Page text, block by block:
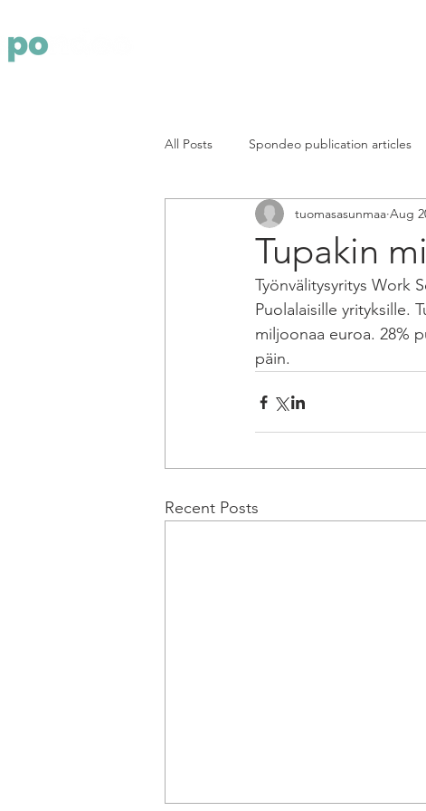
All Posts Spondeo publication articles
Tupakin
tuomasasunmaa Aug
Työnvälitysyritys Work
Puolalaisille yrityksille.
miljoonaa euroa. 28%
päin.
Recent Posts